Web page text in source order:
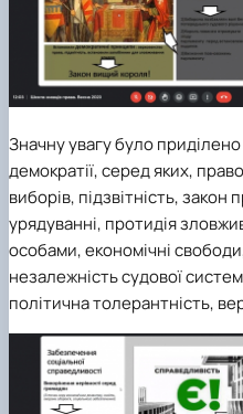
Значну увагу було
демократії, серед яких,
виборів, підзвітність,
урядуванні, протидія
особами, економічні
незалежність судової
політична толерантність,